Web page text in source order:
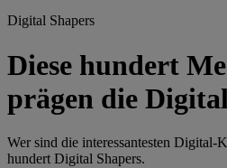
Digital Shapers
Diese hundert
prägen die
Wer sind die interessantesten Digital-
hundert Digital Shapers.